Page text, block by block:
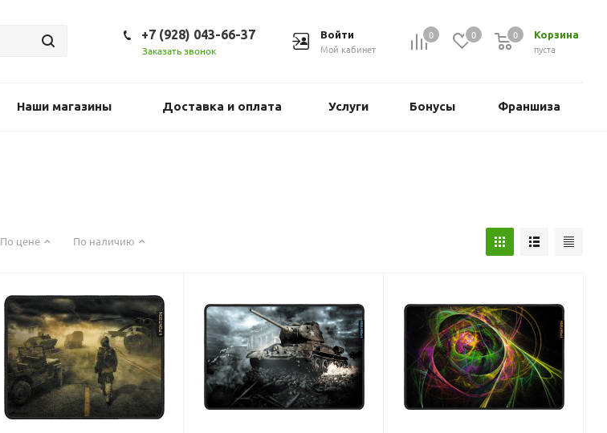
0 0 Корзина
пуста
0
Войти
Мой кабинет
+7 (928) 043-66-37
Заказать звонок
Наши магазины Доставка и оплата Услуги Бонусы Франшиза
По цене По наличию